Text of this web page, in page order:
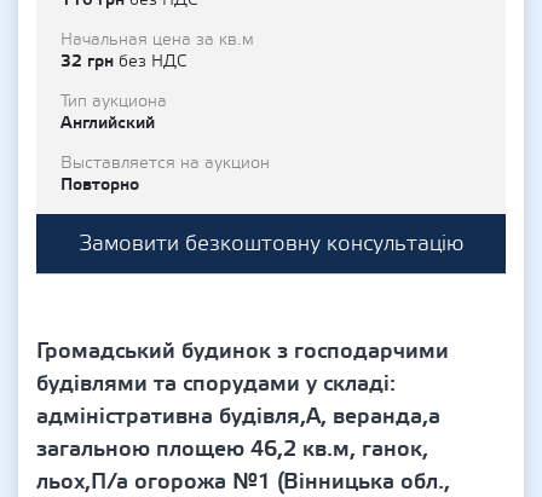
Начальная цена за кв.м
32 грн без НДС
Тип аукциона
Английский
Выставляется на аукцион
Повторно
Замовити безкоштовну консультацію
Громадський будинок з господарчими
будівлями та спорудами у складі:
адміністративна будівля,А, веранда,а
загальною площею 46,2 кв.м, ганок,
льох,П/а огорожа №1 (Вінницька обл.,